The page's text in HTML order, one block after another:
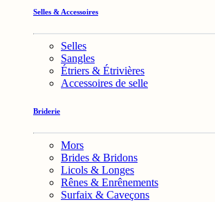
Selles & Accessoires
Selles
Sangles
Étriers & Étrivières
Accessoires de selle
Briderie
Mors
Brides & Bridons
Licols & Longes
Rênes & Enrênements
Surfaix & Caveçons